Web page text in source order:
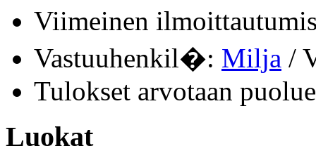
Viimeinen
Vastuuhenkil�: Milja /
Tulokset arvotaan
Luokat